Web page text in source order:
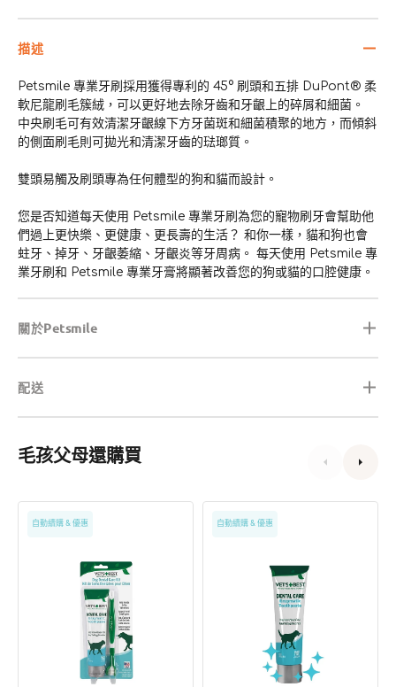
描述
Petsmile 專業牙刷採用獲得專利的 45° 刷頭和五排 DuPont® 柔
軟尼龍刷毛簇絨，可以更好地去除牙齒和牙齦上的碎屑和細菌。
中央刷毛可有效清潔牙齦線下方牙菌斑和細菌積聚的地方，而傾斜
的側面刷毛則可拋光和清潔牙齒的琺瑯質。
雙頭易觸及刷頭專為任何體型的狗和貓而設計。
您是否知道每天使用 Petsmile 專業牙刷為您的寵物刷牙會幫助他
們過上更快樂、更健康、更長壽的生活？ 和你一樣，貓和狗也會
蛀牙、掉牙、牙齦萎縮、牙齦炎等牙周病。 每天使用 Petsmile 專
業牙刷和 Petsmile 專業牙膏將顯著改善您的狗或貓的口腔健康。
關於Petsmile
配送
毛孩父母還購買
狗
自動續購 & 優惠
狗
自動續購 & 優惠